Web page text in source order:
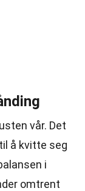
vår. Det
å kvitte seg
i
omtrent